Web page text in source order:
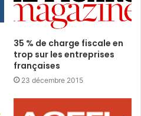
35 % de charge fiscale en
trop sur les entreprises
françaises
23 décembre 2015